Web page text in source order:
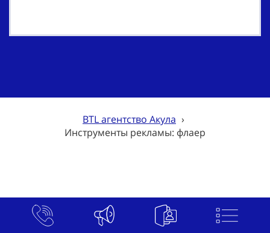
BTL агентство Акула ›
Инструменты рекламы: флаер